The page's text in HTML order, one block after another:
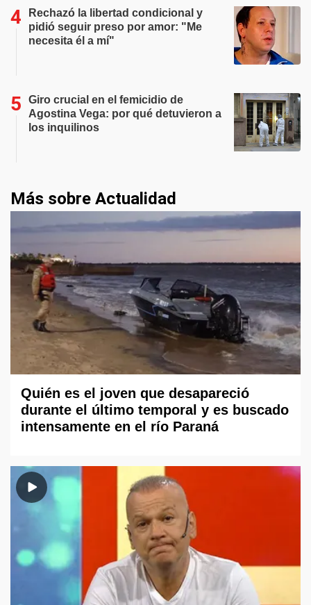
Rechazó la libertad condicional y
pidió seguir preso por amor: "Me
necesita él a mí"
Giro crucial en el femicidio de
Agostina Vega: por qué detuvieron a
los inquilinos
Más sobre Actualidad
Quién es el joven que desapareció
durante el último temporal y es buscado
intensamente en el río Paraná